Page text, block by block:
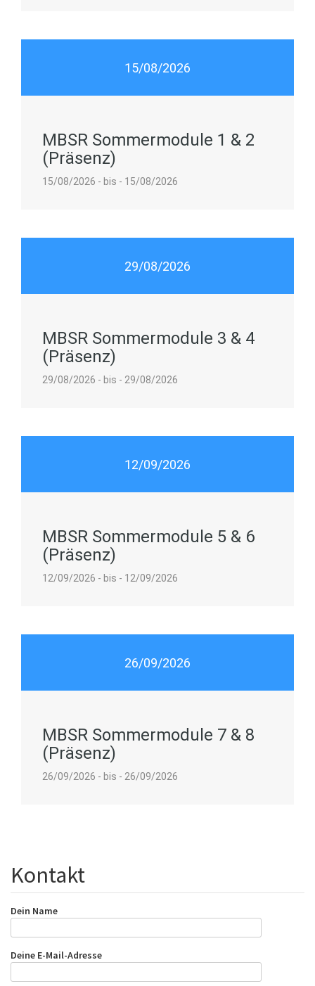
15/08/2026
MBSR Sommermodule 1 & 2
(Präsenz)
15/08/2026 - bis - 15/08/2026
29/08/2026
MBSR Sommermodule 3 & 4
(Präsenz)
29/08/2026 - bis - 29/08/2026
12/09/2026
MBSR Sommermodule 5 & 6
(Präsenz)
12/09/2026 - bis - 12/09/2026
26/09/2026
MBSR Sommermodule 7 & 8
(Präsenz)
26/09/2026 - bis - 26/09/2026
Kontakt
Dein Name
Deine E-Mail-Adresse